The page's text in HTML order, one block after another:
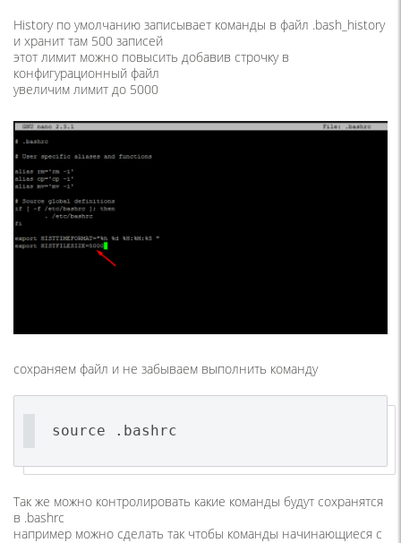
History по умолчанию записывает команды в файл .bash_history
и хранит там 500 записей
этот лимит можно повысить добавив строчку в
конфигурационный файл
увеличим лимит до 5000
сохраняем файл и не забываем выполнить команду
source .bashrc
Так же можно контролировать какие команды будут сохранятся
в .bashrc
например можно сделать так чтобы команды начинающиеся с